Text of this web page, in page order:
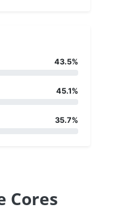
43.5%
45.1%
35.7%
Cores